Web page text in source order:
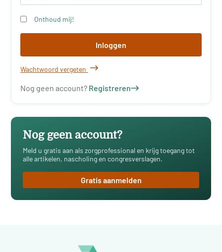
Onthoud mij!
Inloggen
Wachtwoord vergeten
Nog geen account? Registreren
Nog geen account?
Meld u gratis aan als zorgprofessional en krijg toegang tot
alle artikelen, nascholing en congresverslagen.
Gratis aanmelden